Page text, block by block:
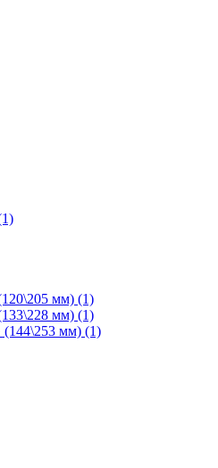
мм) (1)
мм) (1)
(144\253 мм) (1)